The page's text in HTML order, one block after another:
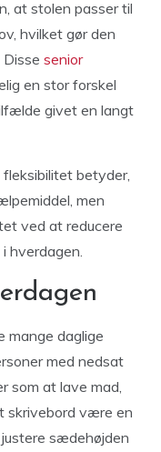
at stolen passer til
hvilket gør den
senior
en stor forskel
givet en langt
betyder,
men
ved at reducere
hverdagen.
mange daglige
med nedsat
som at lave mad,
skrivebord være en
sædehøjden